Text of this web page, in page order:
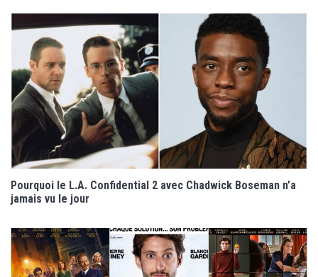
Pourquoi le L.A. Confidential 2 avec Chadwick Boseman n’a
jamais vu le jour